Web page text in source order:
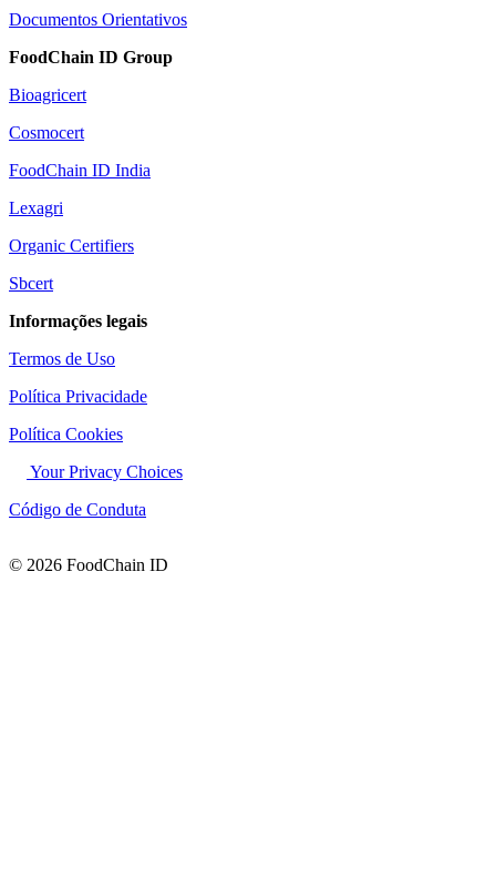
Documentos Orientativos
FoodChain ID Group
Bioagricert
Cosmocert
FoodChain ID India
Lexagri
Organic Certifiers
Sbcert
Informações legais
Termos de Uso
Política Privacidade
Política Cookies
Your Privacy Choices
Código de Conduta
© 2026 FoodChain ID